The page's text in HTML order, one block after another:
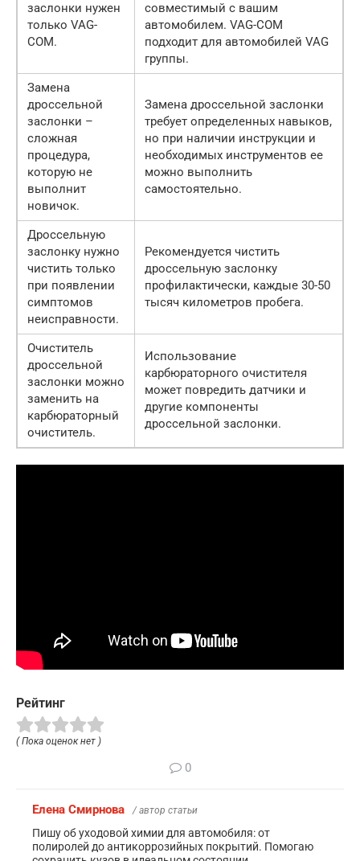
заслонки нужен
только VAG-
COM.
совместимый с вашим
автомобилем. VAG-COM
подходит для автомобилей VAG
группы.
Замена
дроссельной
заслонки –
сложная
процедура,
которую не
выполнит
новичок.
Замена дроссельной заслонки
требует определенных навыков,
но при наличии инструкции и
необходимых инструментов ее
можно выполнить
самостоятельно.
Дроссельную
заслонку нужно
чистить только
при появлении
симптомов
неисправности.
Рекомендуется чистить
дроссельную заслонку
профилактически, каждые 30-50
тысяч километров пробега.
Очиститель
дроссельной
заслонки можно
заменить на
карбюраторный
очиститель.
Использование
карбюраторного очистителя
может повредить датчики и
другие компоненты
дроссельной заслонки.
Рейтинг
( Пока оценок нет )
0
Елена Смирнова / автор статьи
Пишу об уходовой химии для автомобиля: от
полиролей до антикоррозийных покрытий. Помогаю